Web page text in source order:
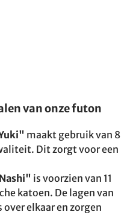
van onze futon
maakt gebruik van 8
Dit zorgt voor een
is voorzien van 11
katoen. De lagen van
elkaar en zorgen